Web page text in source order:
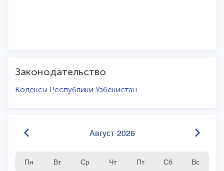
Законодательство
Кодексы Республики Узбекистан
Август 2026
Пн Вт Ср Чт Пт Сб
Вс